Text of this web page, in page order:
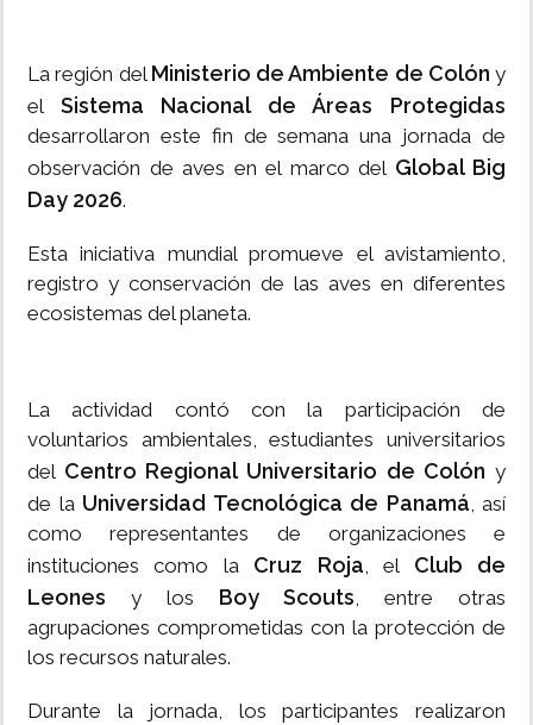
La región del Ministerio de Ambiente de Colón y
el Sistema Nacional de Áreas Protegidas
desarrollaron este fin de semana una jornada de
observación de aves en el marco del Global Big
Day 2026.
Esta iniciativa mundial promueve el avistamiento,
registro y conservación de las aves en diferentes
ecosistemas del planeta.
La actividad contó con la participación de
voluntarios ambientales, estudiantes universitarios
del Centro Regional Universitario de Colón y
de la Universidad Tecnológica de Panamá, así
como representantes de organizaciones e
instituciones como la Cruz Roja, el Club de
Leones y los Boy Scouts, entre otras
agrupaciones comprometidas con la protección de
los recursos naturales.
Durante la jornada, los participantes realizaron